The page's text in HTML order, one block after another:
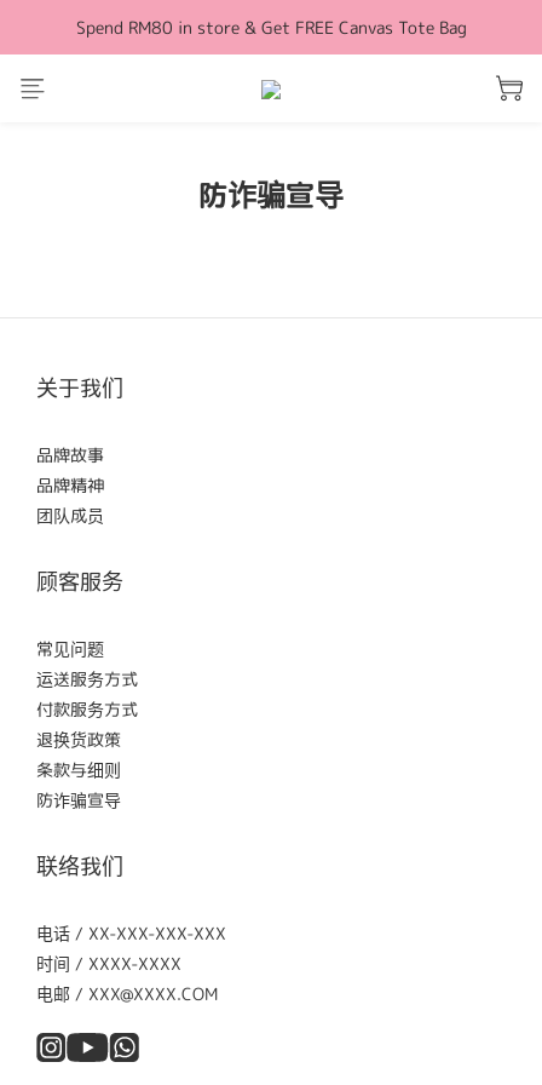
Free Shipping for orders above RM100 (WM)
Spend RM80 in store & Get FREE Canvas Tote Bag
Free Shipping for orders above RM100 (WM)
防诈骗宣导
关于我们
品牌故事
品牌精神
团队成员
顾客服务
常见问题
运送服务方式
付款服务方式
退换货政策
条款与细则
防诈骗宣导
联络我们
电话 / XX-XXX-XXX-XXX
时间 / XXXX-XXXX
电邮 / XXX@XXXX.COM